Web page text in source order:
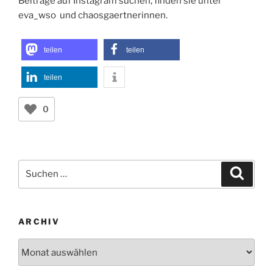
eva_wso und chaosgaertnerinnen.
teilen teilen
teilen
0
nach:
ARCHIV